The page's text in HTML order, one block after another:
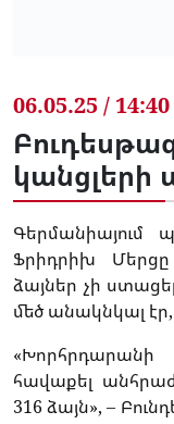
06.05.25 / 14:40
կանցլերի
Գերմանիայում
Ֆրիդրիխ
ձայներ չի
մեծ անակնկալ էր,
հավաքել
316 ձայն», –